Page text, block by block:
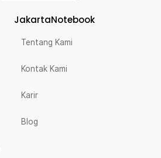
JakartaNotebook
Tentang Kami
Kontak Kami
Karir
Blog